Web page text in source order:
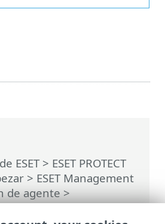
ESET> ESET PROTECT
> ESET Management
de agente>
remota>ESET Remote